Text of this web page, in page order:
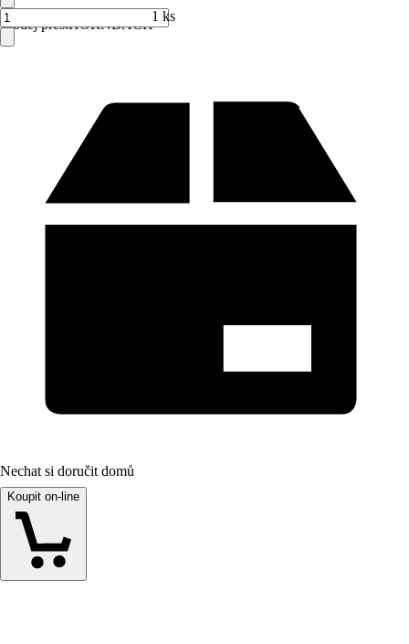
Prodej přes:HORNBACH
1 ks
Nechat si doručit domů
Koupit on-line